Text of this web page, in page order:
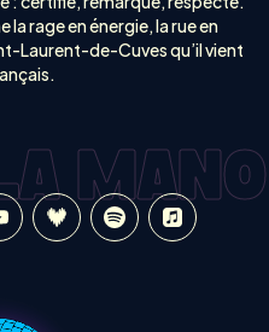
la rage en énergie, la rue en
Laurent-de-Cuves qu’il vient
MANO